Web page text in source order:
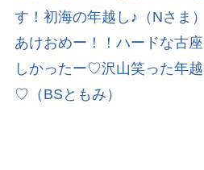
す！初海の年越し♪（Nさま）
あけおめー！！ハードな古
しかったー♡沢山笑った年
♡（BSともみ）